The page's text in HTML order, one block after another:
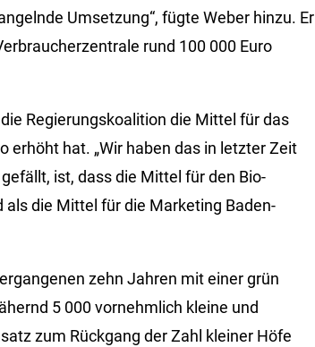
Umsetzung“, fügte Weber hinzu. Er
rund 100 000 Euro
Regierungskoalition die Mittel für das
erhöht hat. „Wir haben das in letzter Zeit
ist, dass die Mittel für den Bio-
die Mittel für die Marketing Baden-
zehn Jahren mit einer grün
5 000 vornehmlich kleine und
zum Rückgang der Zahl kleiner Höfe